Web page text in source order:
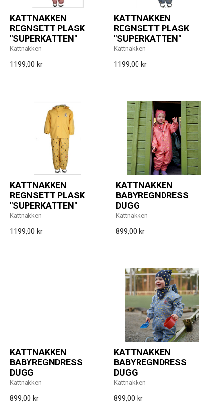
KATTNAKKEN
REGNSETT PLASK
"SUPERKATTEN"
Kattnakken
1199,00 kr
KATTNAKKEN
REGNSETT PLASK
"SUPERKATTEN"
Kattnakken
1199,00 kr
KATTNAKKEN
REGNSETT PLASK
"SUPERKATTEN"
Kattnakken
1199,00 kr
KATTNAKKEN
BABYREGNDRESS
DUGG
Kattnakken
899,00 kr
KATTNAKKEN
BABYREGNDRESS
DUGG
Kattnakken
899,00 kr
KATTNAKKEN
BABYREGNDRESS
DUGG
Kattnakken
899,00 kr